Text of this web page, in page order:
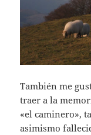
También me
traer a la
«el caminero»,
asimismo